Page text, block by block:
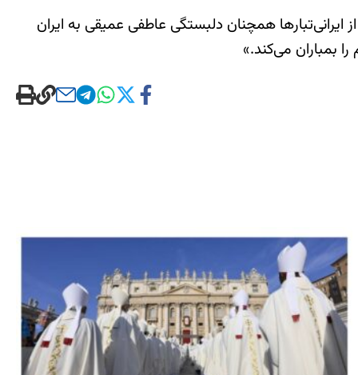
ایرانی‌تبارها همچنان دلبستگی عاطفی عمیقی به ایران
بمباران می‌کند.»